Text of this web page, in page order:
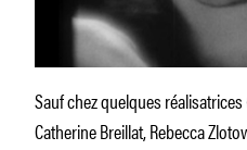
Sauf chez quelques
Catherine Breillat, Rebecca